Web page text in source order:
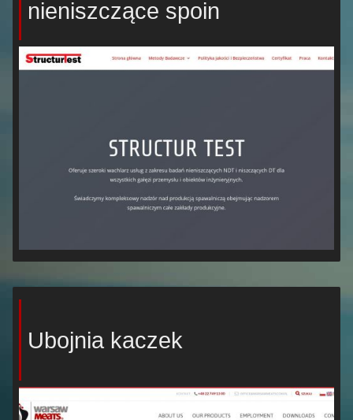
nieniszczące spoin
Ubojnia kaczek